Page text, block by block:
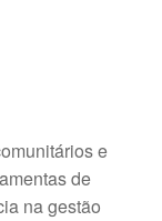
e
de
na gestão